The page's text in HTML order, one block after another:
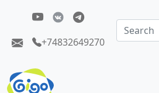
+74832649270